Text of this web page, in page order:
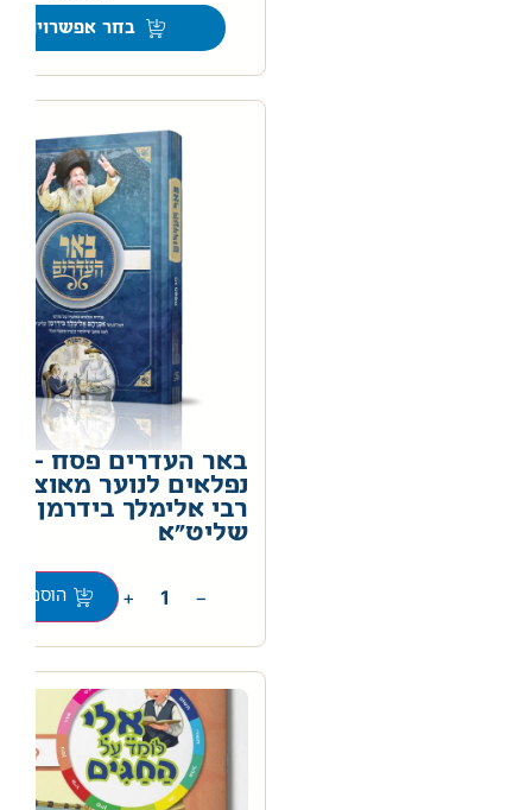
בחר אפשרויות
באר העדרים פסח –
נפלאים לנוער
רבי אלימלך בידרמן
שליט"א
−
+ הוספה